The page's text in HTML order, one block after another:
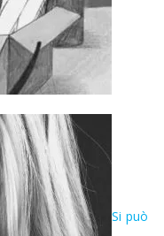
Si può